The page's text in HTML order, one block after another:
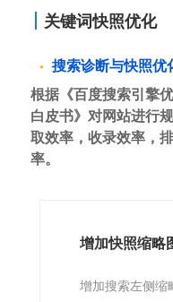
关键词快照优化
搜索诊断与快照优
根据《百度搜索引擎
白皮书》对网站进行
取效率，收录效率，
率。
增加快照缩略
增加搜索左侧缩